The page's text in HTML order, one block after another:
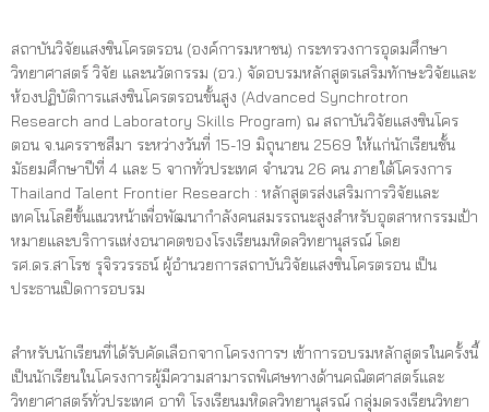
สถาบันวิจัยแสงซินโครตรอน (องค์การมหาชน) กระทรวงการอุดมศึกษา
วิทยาศาสตร์ วิจัย และนวัตกรรม (อว.) จัดอบรมหลักสูตรเสริมทักษะวิจัยและ
ห้องปฏิบัติการแสงซินโครตรอนขั้นสูง (Advanced Synchrotron
Research and Laboratory Skills Program) ณ สถาบันวิจัยแสงซินโคร
ตอน จ.นครราชสีมา ระหว่างวันที่ 15-19 มิถุนายน 2569 ให้แก่นักเรียนชั้น
มัธยมศึกษาปีที่ 4 และ 5 จากทั่วประเทศ จำนวน 26 คน ภายใต้โครงการ
Thailand Talent Frontier Research : หลักสูตรส่งเสริมการวิจัยและ
เทคโนโลยีขั้นแนวหน้าเพื่อพัฒนากำลังคนสมรรถนะสูงสำหรับอุตสาหกรรมเป้า
หมายและบริการแห่งอนาคตของโรงเรียนมหิดลวิทยานุสรณ์ โดย
รศ.ดร.สาโรช รุจิรวรรธน์ ผู้อำนวยการสถาบันวิจัยแสงซินโครตรอน เป็น
ประธานเปิดการอบรม
สำหรับนักเรียนที่ได้รับคัดเลือกจากโครงการฯ เข้าการอบรมหลักสูตรในครั้งนี้
เป็นนักเรียนในโครงการผู้มีความสามารถพิเศษทางด้านคณิตศาสตร์และ
วิทยาศาสตร์ทั่วประเทศ อาทิ โรงเรียนมหิดลวิทยานุสรณ์ กลุ่มดรงเรียนวิทยา